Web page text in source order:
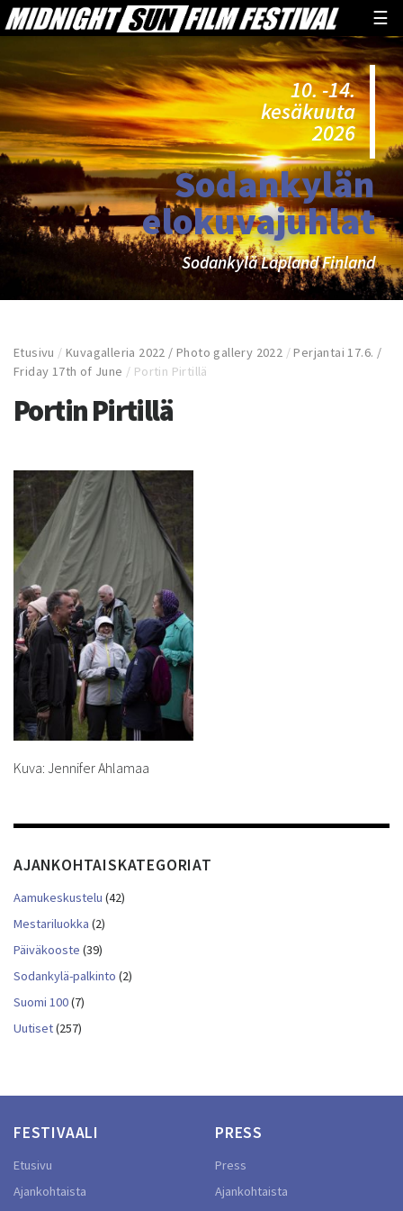
☰
10. -14.
kesäkuuta
2026
Sodankylän
elokuvajuhlat
Sodankylä Lapland Finland
Etusivu /Kuvagalleria 2022 / Photo gallery 2022 /Perjantai 17.6. /
Friday 17th of June / Portin Pirtillä
Portin Pirtillä
Kuva: Jennifer Ahlamaa
AJANKOHTAISKATEGORIAT
Aamukeskustelu (42)
Mestariluokka (2)
Päiväkooste (39)
Sodankylä-palkinto (2)
Suomi 100(7)
Uutiset(257)
FESTIVAALI
Etusivu
Ajankohtaista
PRESS
Press
Ajankohtaista